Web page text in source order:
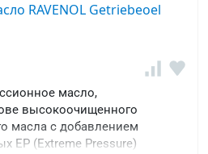
RAVENOL Getriebeoel
масло,
высокоочищенного
масла c добавлением
EP (Extreme Pressure)